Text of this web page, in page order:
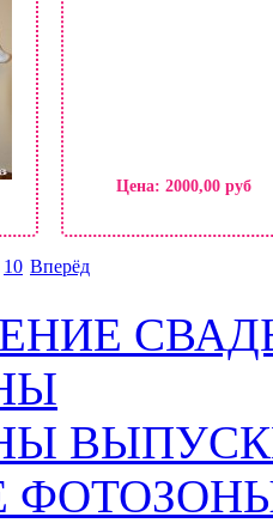
Цена: 2000,00 руб
10 Вперёд